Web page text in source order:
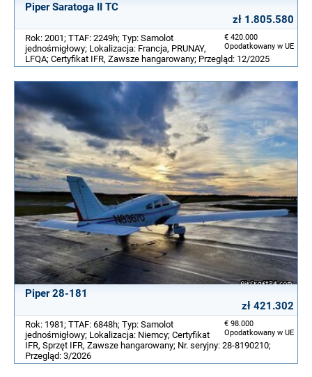
Piper Saratoga II TC
zł 1.805.580
€ 420.000
Opodatkowany w UE
Rok: 2001; TTAF: 2249h; Typ: Samolot
jednośmigłowy; Lokalizacja: Francja, PRUNAY,
LFQA; Certyfikat IFR, Zawsze hangarowany; Przegląd: 12/2025
Piper 28-181
zł 421.302
€ 98.000
Opodatkowany w UE
Rok: 1981; TTAF: 6848h; Typ: Samolot
jednośmigłowy; Lokalizacja: Niemcy; Certyfikat
IFR, Sprzęt IFR, Zawsze hangarowany; Nr. seryjny: 28-8190210;
Przegląd: 3/2026